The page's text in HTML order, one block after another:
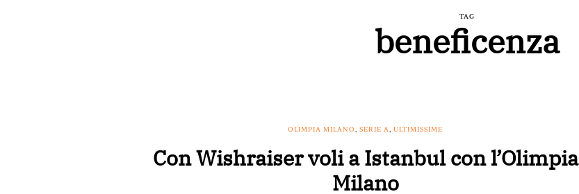
TAG
beneficenza
OLIMPIA MILANO,SERIE A,ULTIMISSIME
Con Wishraiser voli a Istanbul con l’Olimpia
Milano